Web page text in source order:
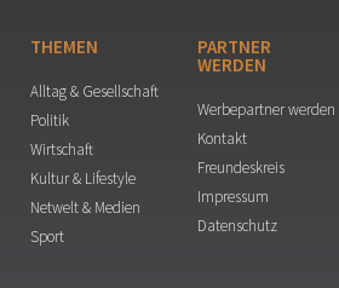
THEMEN
Alltag & Gesellschaft
Politik
Wirtschaft
Kultur & Lifestyle
Netwelt & Medien
Sport
PARTNER
WERDEN
Werbepartner werden
Kontakt
Freundeskreis
Impressum
Datenschutz